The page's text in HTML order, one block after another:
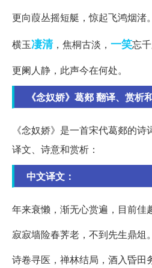
更向葭丛摇短艇，惊起飞鸿烟渚。
横玉凄清，焦桐古淡， 一笑忘千
更阑人静，此声今在何处。
《念奴娇》葛郯 翻译、赏析
《念奴娇》是一首宋代葛郯的
译文、诗意和赏析：
中文译文：
年来衰懒，渐无心赏遍，目前佳
寂寂墙险春荠老，不到先生鼎俎。
诗卷寻医，禅林结局，酒入昏田